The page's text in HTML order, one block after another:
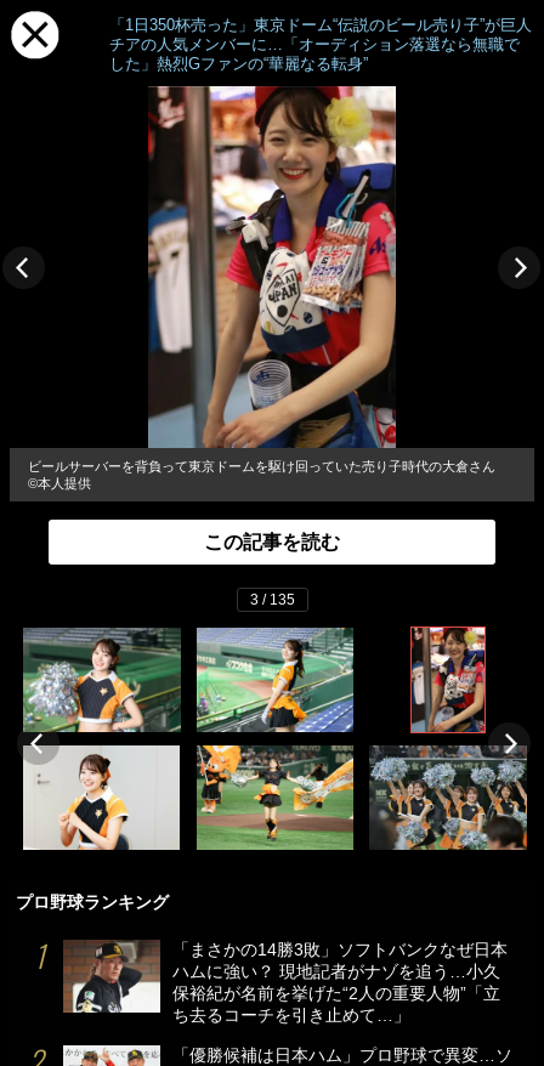
「1日350杯売った」東京ドーム“伝説のビール売り子”が巨人
チアの人気メンバーに…「オーディション落選なら無職で
した」熱烈Gファンの“華麗なる転身”
ビールサーバーを背負って東京ドームを駆け回っていた売り子時代の大倉さん
©本人提供
この記事を読む
3 / 135
プロ野球ランキング
「まさかの14勝3敗」ソフトバンクなぜ日本
ハムに強い？ 現地記者がナゾを追う…小久
保裕紀が名前を挙げた“2人の重要人物”「立
ち去るコーチを引き止めて…」
「優勝候補は日本ハム」プロ野球で異変…ソ